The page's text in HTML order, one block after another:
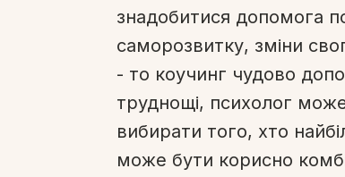
знадобитися допомога
саморозвитку, зміни
- то коучинг чудово
труднощі, психолог
вибирати того, хто
може бути корисно